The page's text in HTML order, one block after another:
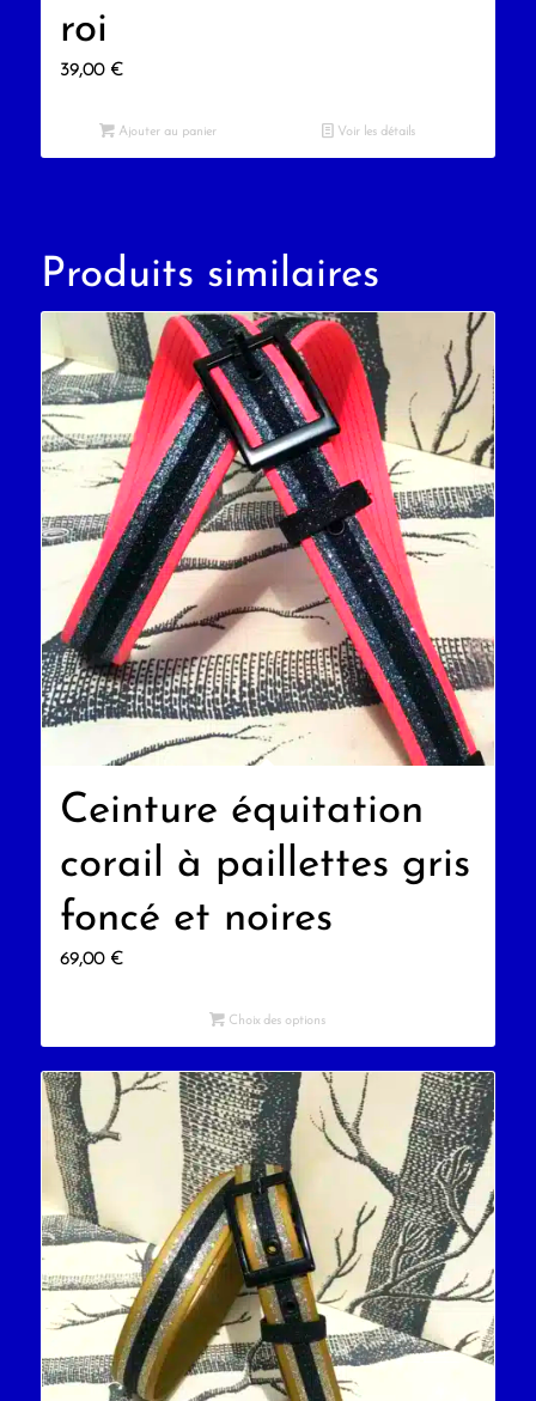
roi
39,00 €
Ajouter au panier Voir les détails
Produits similaires
Ceinture équitation
corail à paillettes gris
foncé et noires
69,00 €
Choix des options